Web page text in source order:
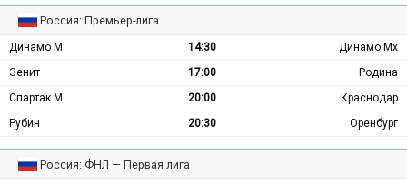
Россия: Премьер-лига
Динамо М 14:30
Динамо Мх
Зенит
17:00
Родина
Спартак М
20:00
Краснодар
Рубин
20:30 Оренбург
Россия: ФНЛ — Первая лига